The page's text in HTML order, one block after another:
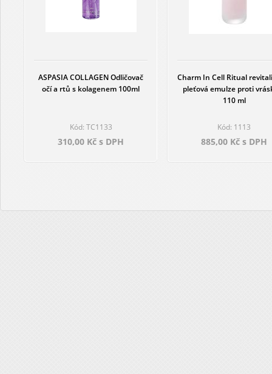
ASPASIA COLLAGEN Odličovač
očí a rtů s kolagenem 100ml
Kód: TC1133
310,00 Kč s DPH
Charm In Cell Ritual
pleťová emulze proti
110 ml
Kód: 1113
885,00 Kč s DPH